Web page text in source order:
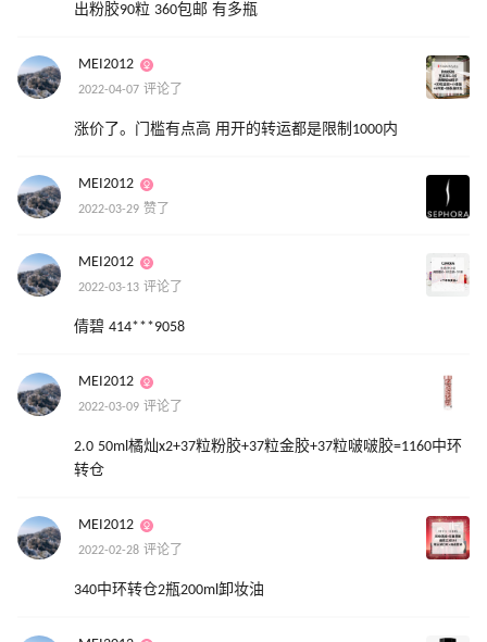
出粉胶90粒 360包邮 有多瓶
MEI2012
2022-04-07 评论了
涨价了。门槛有点高 用开的转运都是限制1000内
MEI2012
2022-03-29 赞了
MEI2012
2022-03-13 评论了
倩碧 414***9058
MEI2012
2022-03-09 评论了
2.0 50ml橘灿x2+37粒粉胶+37粒金胶+37粒啵啵胶=1160中环
转仓
MEI2012
2022-02-28 评论了
340中环转仓2瓶200ml卸妆油